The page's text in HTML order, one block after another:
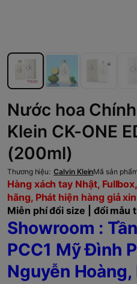
Nước hoa
Klein CK-ONE
(200ml)
Thương hiệu: Calvin KleinMã sản
Hàng xách tay Nhật,
hãng, Phát hiện hàng giả
Miễn phí đổi size | đổi mẫu
Showroom :
PCC1 Mỹ Đình
Nguyễn Hoàng,